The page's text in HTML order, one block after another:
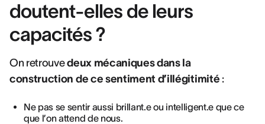
doutent-elles de leurs
capacités ?
On retrouvedeux mécaniques dans la
construction de ce sentiment d’illégitimité :
Ne pas se sentir aussi brillant.e ou intelligent.e que ce
que l’on attend de nous.